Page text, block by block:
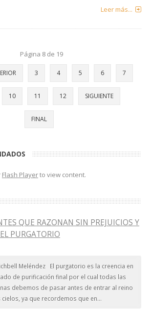
Leer más...
Página 8 de 19
3 4 5 6 7
10 11 12 SIGUIENTE
FINAL
Flash Playerto view content.
QUE RAZONAN SIN PREJUICIOS Y
PURGATORIO
Meléndez El purgatorio es la creencia en
de purificación final por el cual todas las
debemos de pasar antes de entrar al reino
cielos, ya que recordemos que en...